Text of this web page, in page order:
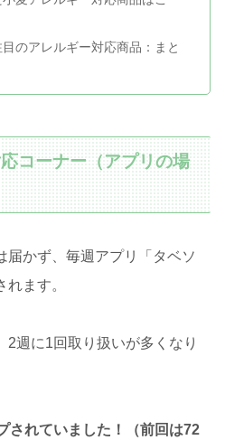
のアレルギー対応商品：まと
コーナー（アプリの場
届かず、毎週アプリ「タベソ
ます。
2週に1回取り扱いが多くなり
されていました！（前回は72